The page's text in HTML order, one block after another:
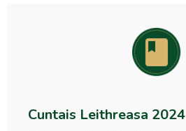
Cuntais Leithreasa 2024